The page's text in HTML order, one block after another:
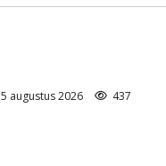
5 augustus 2026 437